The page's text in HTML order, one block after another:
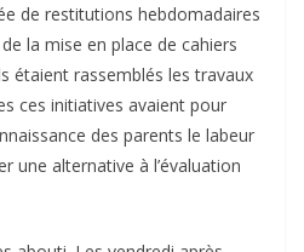
de restitutions hebdomadaires
la mise en place de cahiers
étaient rassemblés les travaux
ces initiatives avaient pour
des parents le labeur
une alternative à l’évaluation